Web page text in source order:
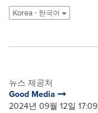
Korea - 한국어
뉴스 제공처
Good Media
2024년 09월 12일